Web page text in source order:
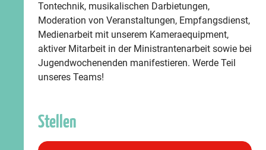
Tontechnik, musikalischen Darbietungen,
Moderation von Veranstaltungen, Empfangsdienst,
Medienarbeit mit unserem Kameraequipment,
aktiver Mitarbeit in der Ministrantenarbeit sowie bei
Jugendwochenenden manifestieren. Werde Teil
unseres Teams!
Stellen